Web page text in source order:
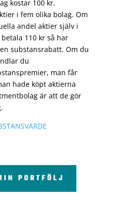
kostar 100 kr.
i fem olika bolag. Om
andel aktier själv i
110 kr så har
substansrabatt. Om du
du
man får
hade köpt aktierna
är att de gör
PORTFÖLJ